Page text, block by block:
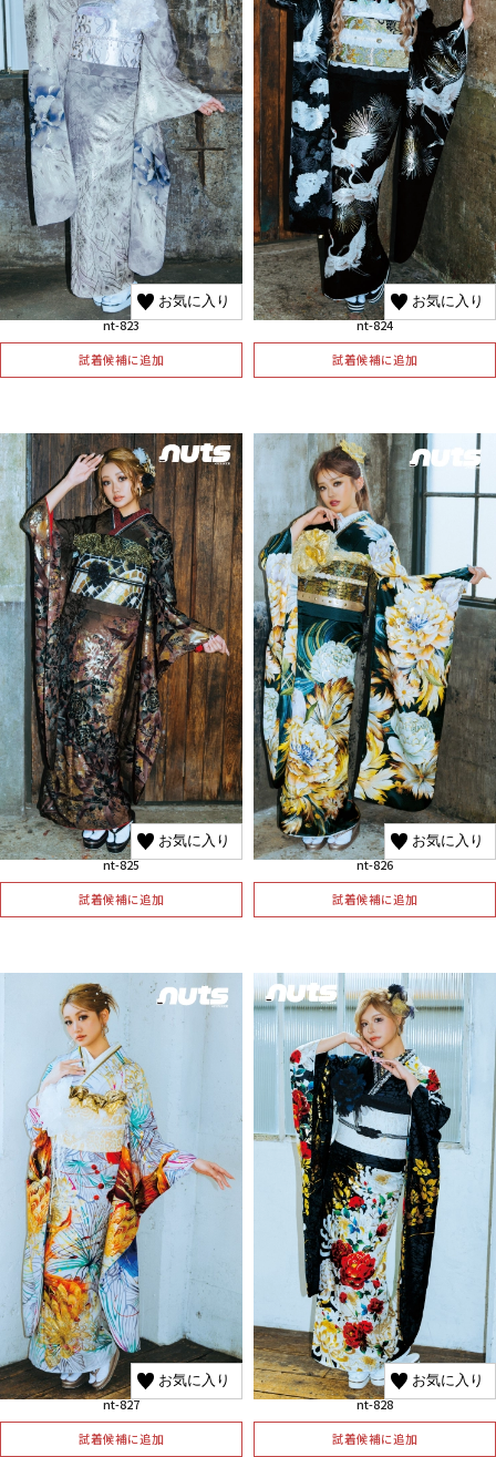
お気に入り
nt-823
試着候補に追加
お気に入り
nt-824
試着候補に追加
お気に入り
nt-825
試着候補に追加
お気に入り
nt-826
試着候補に追加
お気に入り
nt-827
試着候補に追加
お気に入り
nt-828
試着候補に追加